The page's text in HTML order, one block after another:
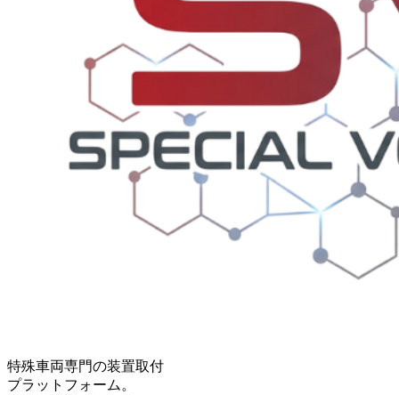
特殊車両専門の装置取付
プラットフォーム。